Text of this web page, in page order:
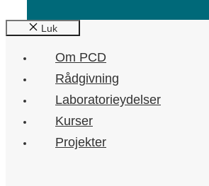
Luk
Om PCD
Rådgivning
Laboratorieydelser
Kurser
Projekter